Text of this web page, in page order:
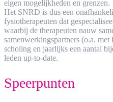
eigen mogelijkheden en grenzen.
Het SNRD is dus een
fysiotherapeuten dat
waarbij de therapeuten nauw
samenwerkingspartners (o.a.
scholing en jaarlijks een aantal
leden up-to-date.
Speerpunten